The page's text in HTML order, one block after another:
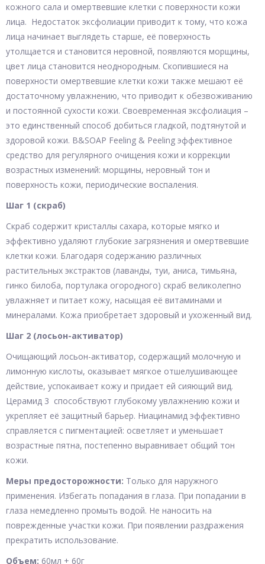
кожного сала и омертвевшие клетки с поверхности кожи
лица. Недостаток эксфолиации приводит к тому, что кожа
лица начинает выглядеть старше, её поверхность
утолщается и становится неровной, появляются морщины,
цвет лица становится неоднородным. Скопившиеся на
поверхности омертвевшие клетки кожи также мешают её
достаточному увлажнению, что приводит к обезвоживанию
и постоянной сухости кожи. Своевременная эксфолиация –
это единственный способ добиться гладкой, подтянутой и
здоровой кожи. B&SOAP Feeling & Peeling эффективное
средство для регулярного очищения кожи и коррекции
возрастных изменений: морщины, неровный тон и
поверхность кожи, периодические воспаления.
Шаг 1 (скраб)
Скраб содержит кристаллы сахара, которые мягко и
эффективно удаляют глубокие загрязнения и омертвевшие
клетки кожи. Благодаря содержанию различных
растительных экстрактов (лаванды, туи, аниса, тимьяна,
гинко билоба, портулака огородного) скраб великолепно
увлажняет и питает кожу, насыщая её витаминами и
минералами. Кожа приобретает здоровый и ухоженный вид.
Шаг 2 (лосьон-активатор)
Очищающий лосьон-активатор, содержащий молочную и
лимонную кислоты, оказывает мягкое отшелушивающее
действие, успокаивает кожу и придает ей сияющий вид.
Церамид 3 способствуют глубокому увлажнению кожи и
укрепляет её защитный барьер. Ниацинамид эффективно
справляется с пигментацией: осветляет и уменьшает
возрастные пятна, постепенно выравнивает общий тон
кожи.
Меры предосторожности: Только для наружного
применения. Избегать попадания в глаза. При попадании в
глаза немедленно промыть водой. Не наносить на
поврежденные участки кожи. При появлении раздражения
прекратить использование.
Объем: 60мл + 60г